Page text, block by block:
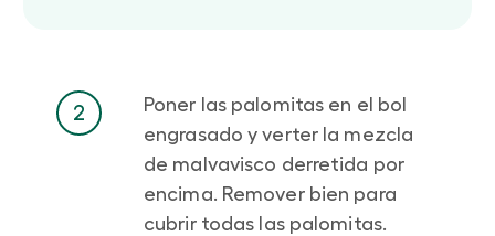
2
Poner las palomitas en el bol
engrasado y verter la mezcla
de malvavisco derretida por
encima. Remover bien para
cubrir todas las palomitas.